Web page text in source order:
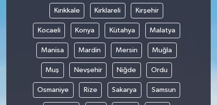
Kırıkkale Kırklareli Kırşehir
Kocaeli Konya Kütahya Malatya
Manisa Mardin Mersin Muğla
Muş Nevşehir Niğde Ordu
Osmaniye Rize Sakarya Samsun